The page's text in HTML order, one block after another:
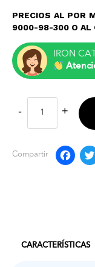
PRECIOS AL POR
9000-98-300 O AL
IRON
Compartir
CARACTERÍSTICAS